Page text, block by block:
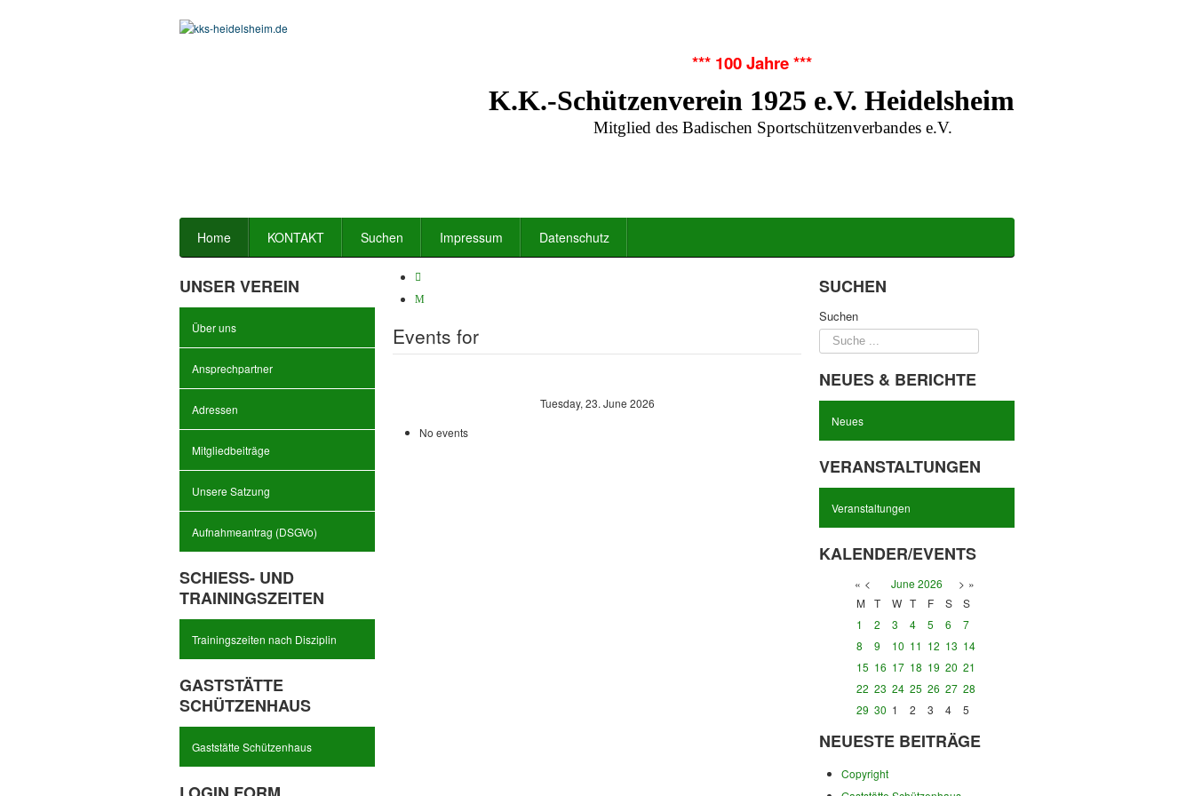
*** 100 Jahre ***
K.K.-Schützenverein 1925 e.V. Heidelsheim
Mitglied des Badischen Sportschützenverbandes e.V.
Home KONTAKT Suchen Impressum Datenschutz
UNSER VEREIN
Über uns
Ansprechpartner
Adressen
Mitgliedbeiträge
Unsere Satzung
Aufnahmeantrag (DSGVo)
SCHIESS- UND T
RAININGSZEITEN
Trainingszeiten nach Disziplin
GASTSTÄTTE
SCHÜTZENHAUS
Gaststätte Schützenhaus
Events for
Tuesday, 23. June 2026
No events
SUCHEN
Suchen
NEUES & BERICHTE
Neues
VERANSTALTUNGEN
Veranstaltungen
KALENDER/EVENTS
« < June 2026 > »
M T W T F S
S
1
2 3 4 5 6
7
8
9 10 11 12 13 14
15 16 17 18 19 20 21
22 23 24 25 26 27 28
29 30 1 2 3 4 5
NEUESTE BEITRÄGE
Copyright